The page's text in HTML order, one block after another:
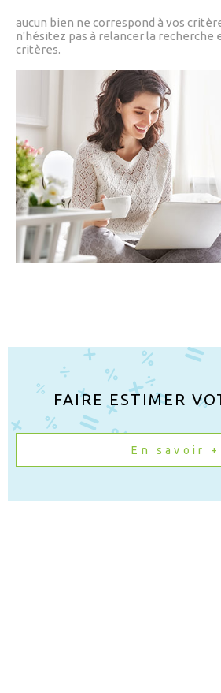
aucun bien ne correspond à vos
n'hésitez pas à relancer la recherche
critères.
FAIRE ESTIMER
En savoir +
CHAMPS
TEXTE
RÉFÉRENCE